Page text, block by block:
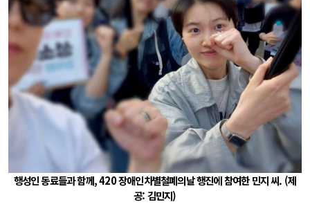
행성인 동료들과 함께, 420 장애인차별철폐의날 행진에 참여한 민지 씨. (제
공: 김민지)